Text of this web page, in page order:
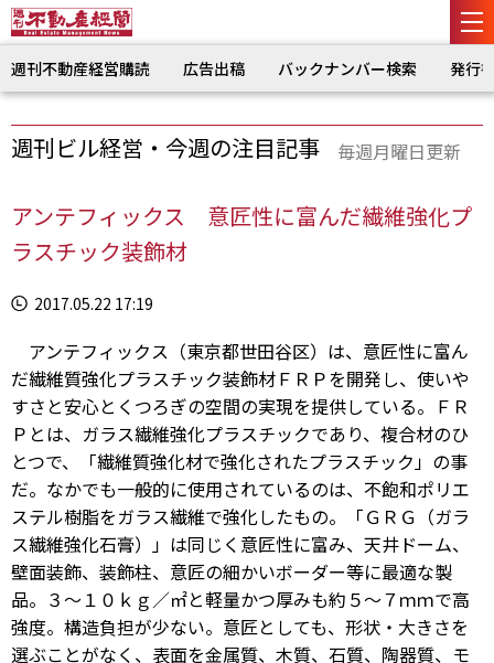
週刊不動産経営購読 広告出稿 バックナンバー検索 発行
週刊ビル経営・今週の注目記事 毎週月曜日更新
アンテフィックス 意匠性に富んだ繊維強化プ
ラスチック装飾材
2017.05.22 17:19
アンテフィックス（東京都世田谷区）は、意匠性に富ん
だ繊維質強化プラスチック装飾材ＦＲＰを開発し、使いや
すさと安心とくつろぎの空間の実現を提供している。ＦＲ
Ｐとは、ガラス繊維強化プラスチックであり、複合材のひ
とつで、「繊維質強化材で強化されたプラスチック」の事
だ。なかでも一般的に使用されているのは、不飽和ポリエ
ステル樹脂をガラス繊維で強化したもの。「ＧＲＧ（ガラ
ス繊維強化石膏）」は同じく意匠性に富み、天井ドーム、
壁面装飾、装飾柱、意匠の細かいボーダー等に最適な製
品。３～１０ｋｇ／㎡と軽量かつ厚みも約５～７ｍｍで高
強度。構造負担が少ない。意匠としても、形状・大きさを
選ぶことがなく、表面を金属質、木質、石質、陶器質、モ